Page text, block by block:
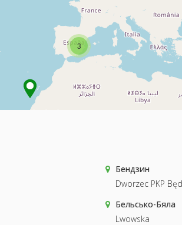
3
Бендзин
Dworzec PKP
Бельсько-Бяла
Lwowska